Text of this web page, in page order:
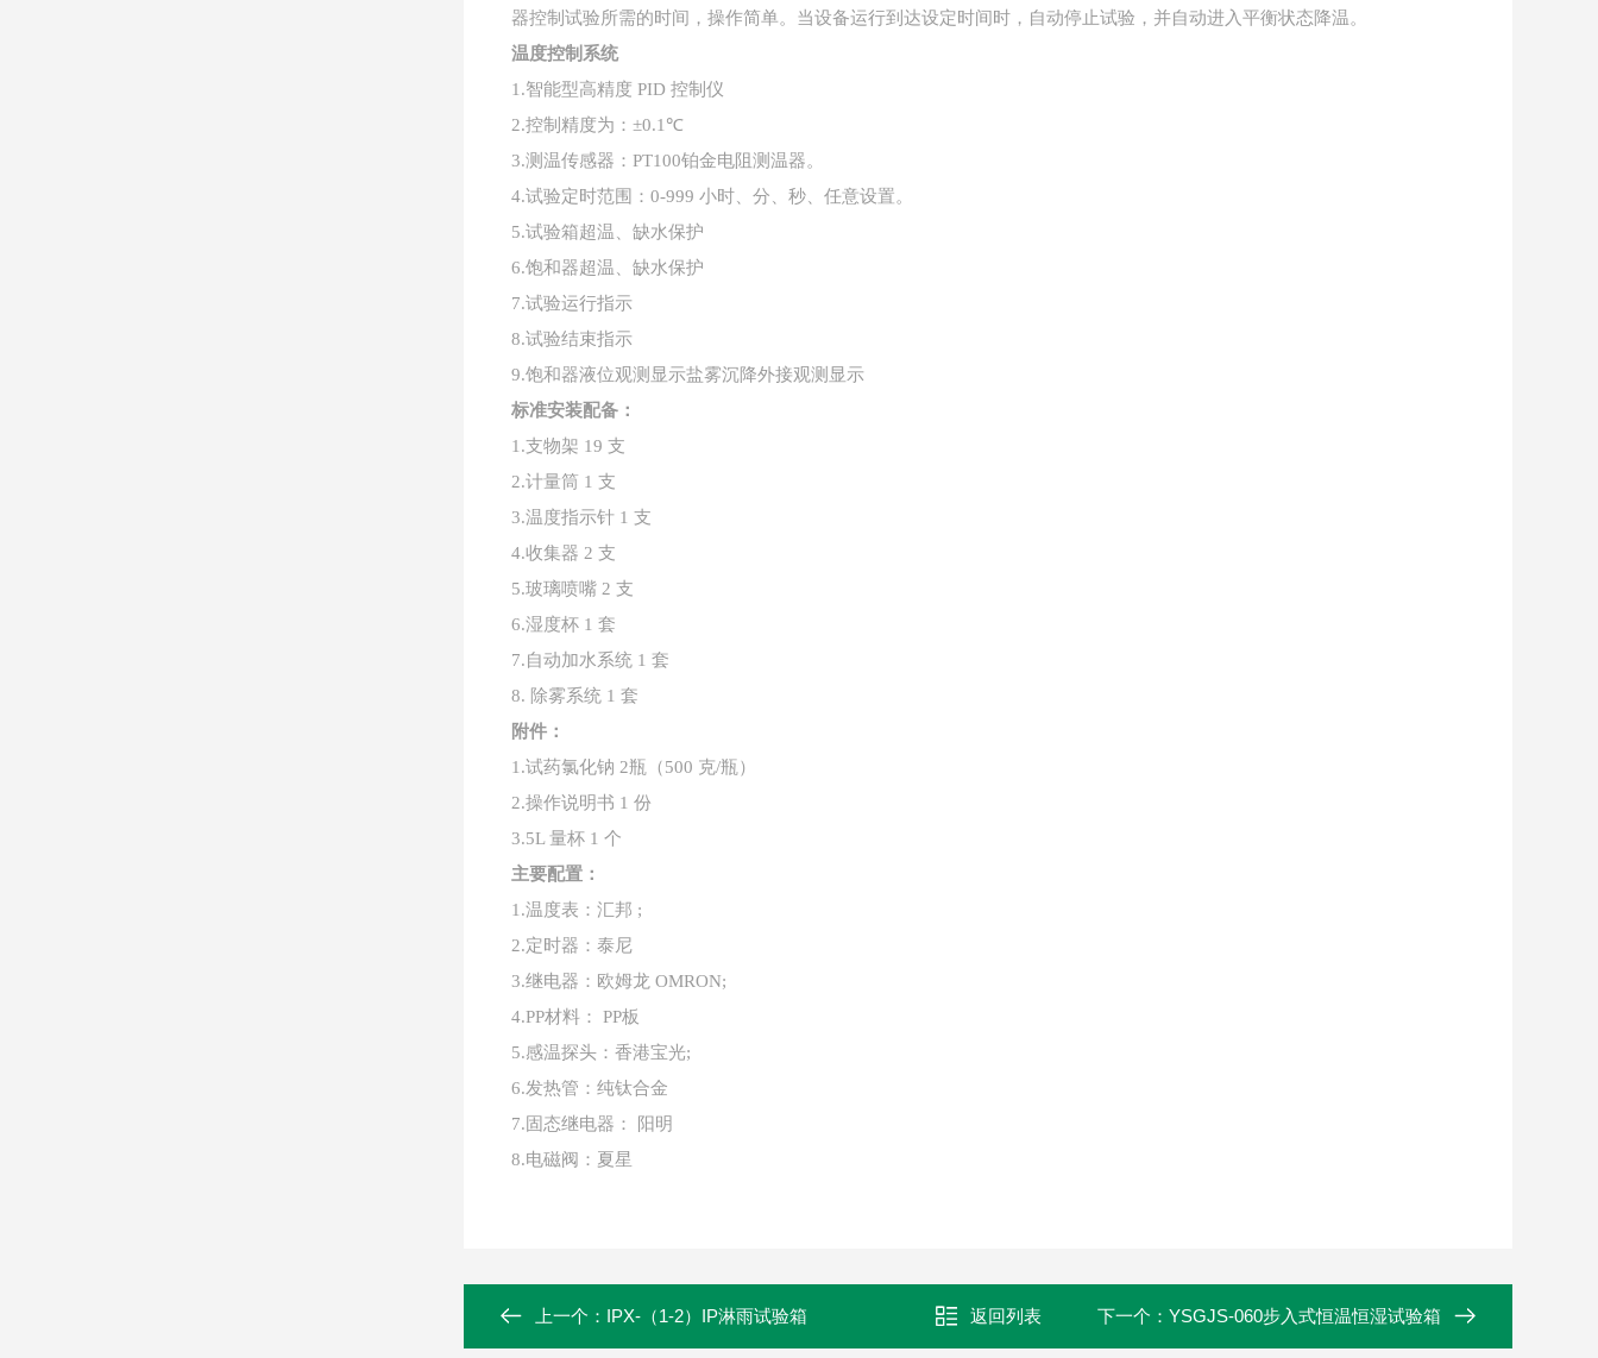
器控制试验所需的时间，操作简单。当设备运行到达设定时间时，自动停止试验，并自动进入平衡状态降温。
温度控制系统
1.智能型高精度 PID 控制仪
2.控制精度为：±0.1 ℃
3.测温传感器： PT100铂金电阻测温器。
4.试验定时范围： 0-999 小时、分、秒、任意设置。
5.试验箱超温、缺水保护
6.饱和器超温、缺水保护
7.试验运行指示
8.试验结束指示
9.饱和器液位观测显示盐雾沉降外接观测显示
标准安装配备：
1.支物架 19 支
2.计量筒 1 支
3.温度指示针 1 支
4.收集器 2 支
5.玻璃喷嘴 2 支
6.湿度杯 1 套
7.自动加水系统 1 套
8. 除雾系统 1 套
附件：
1.试药氯化钠 2瓶（500 克/瓶）
2.操作说明书 1 份
3.5L量杯 1 个
主要配置：
1.温度表：汇邦 ;
2.定时器：泰尼
3.继电器：欧姆龙 OMRON;
4.PP材料： PP板
5.感温探头：香港宝光;
6.发热管：纯钛合金
7. 固态继电器： 阳明
8.电磁阀：夏星
上一个： IPX-（1-2）IP淋雨试验箱 返回列表 下一个： YSGJS-060步入式恒温恒湿试验箱